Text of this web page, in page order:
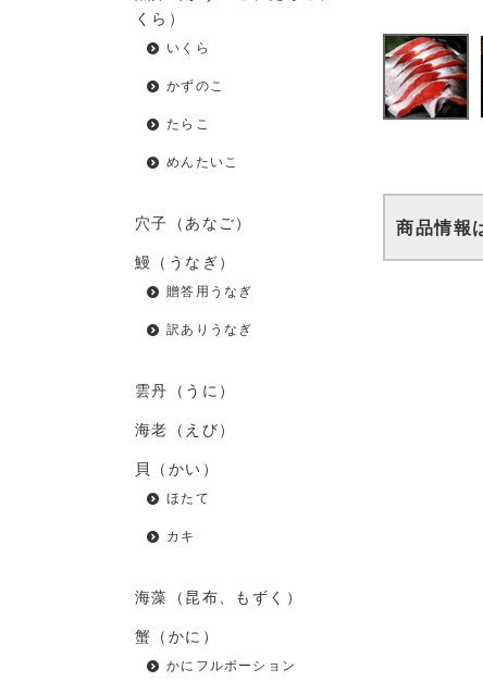
くら）
いくら
かずのこ
たらこ
めんたいこ
穴子（あなご）
鰻（うなぎ）
贈答用うなぎ
訳ありうなぎ
雲丹（うに）
海老（えび）
貝（かい）
ほたて
カキ
海藻（昆布、もずく）
蟹（かに）
かにフルポーション
商品情報